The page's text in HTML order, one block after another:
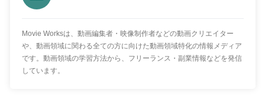
Movie Worksは、動画編集者・映像制作者などの動画クリエイター
や、動画領域に関わる全ての方に向けた動画領域特化の情報メディア
です。動画領域の学習方法から、フリーランス・副業情報などを発信
しています。